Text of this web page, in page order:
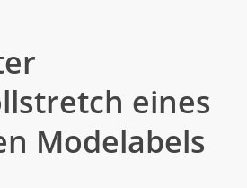
eines
Modelabels